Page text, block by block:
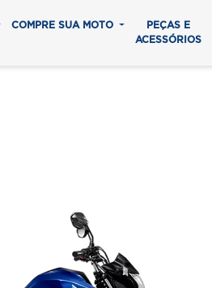
COMPRE SUA MOTO
PEÇAS E
ACESSÓRIOS